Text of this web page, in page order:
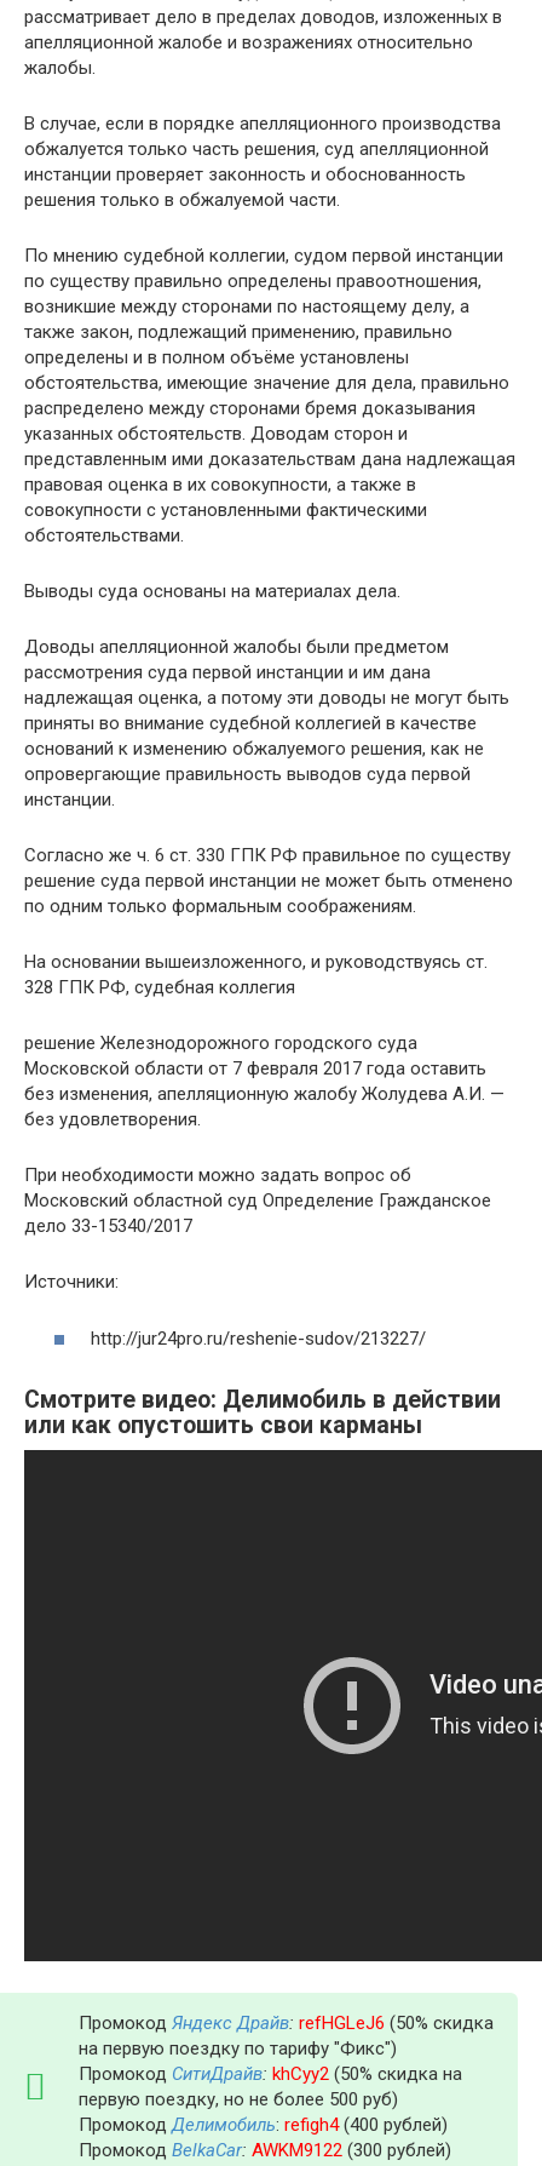
рассматривает дело в пределах доводов, изложенных в
апелляционной жалобе и возражениях относительно
жалобы.
В случае, если в порядке апелляционного производства
обжалуется только часть решения, суд апелляционной
инстанции проверяет законность и обоснованность
решения только в обжалуемой части.
По мнению судебной коллегии, судом первой инстанции
по существу правильно определены правоотношения,
возникшие между сторонами по настоящему делу, а
также закон, подлежащий применению, правильно
определены и в полном объёме установлены
обстоятельства, имеющие значение для дела, правильно
распределено между сторонами бремя доказывания
указанных обстоятельств. Доводам сторон и
представленным ими доказательствам дана надлежащая
правовая оценка в их совокупности, а также в
совокупности с установленными фактическими
обстоятельствами.
Выводы суда основаны на материалах дела.
Доводы апелляционной жалобы были предметом
рассмотрения суда первой инстанции и им дана
надлежащая оценка, а потому эти доводы не могут быть
приняты во внимание судебной коллегией в качестве
оснований к изменению обжалуемого решения, как не
опровергающие правильность выводов суда первой
инстанции.
Согласно же ч. 6 ст. 330 ГПК РФ правильное по существу
решение суда первой инстанции не может быть отменено
по одним только формальным соображениям.
На основании вышеизложенного, и руководствуясь ст.
328 ГПК РФ, судебная коллегия
решение Железнодорожного городского суда
Московской области от 7 февраля 2017 года оставить
без изменения, апелляционную жалобу Жолудева А.И. —
без удовлетворения.
При необходимости можно задать вопрос об
Московский областной суд Определение Гражданское
дело 33-15340/2017
Источники:
http://jur24pro.ru/reshenie-sudov/213227/
Смотрите видео: Делимобиль в действии
или как опустошить свои карманы
Промокод Яндекс Драйв: refHGLeJ6 (50% скидка
на первую поездку по тарифу "Фикс")
Промокод СитиДрайв: khCyy2 (50% скидка на
первую поездку, но не более 500 руб)
Промокод Делимобиль: refigh4(400 рублей)
Промокод BelkaCar: AWKM9122 (300 рублей)